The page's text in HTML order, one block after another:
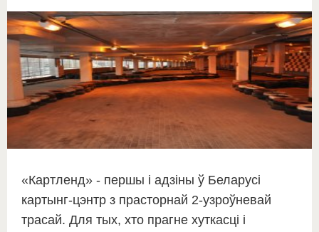
«Картленд» - першы і адзіны ў Беларусі
картынг-цэнтр з прасторнай 2-узроўневай
трасай. Для тых, хто прагне хуткасці і